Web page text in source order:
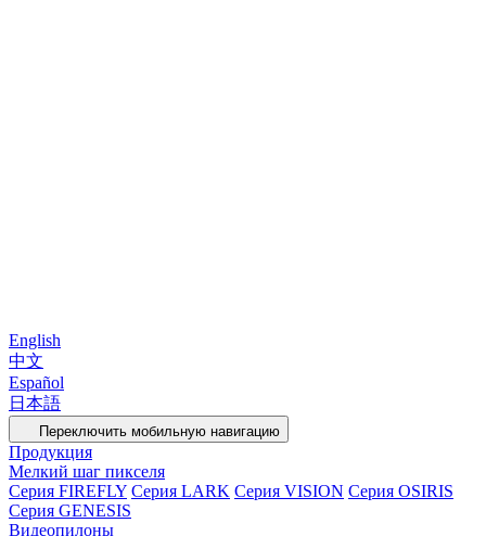
English
中文
Español
日本語
Переключить мобильную навигацию
Продукция
Мелкий шаг пикселя
Серия FIREFLY Серия LARK Серия VISION Серия OSIRIS
Серия GENESIS
Видеопилоны